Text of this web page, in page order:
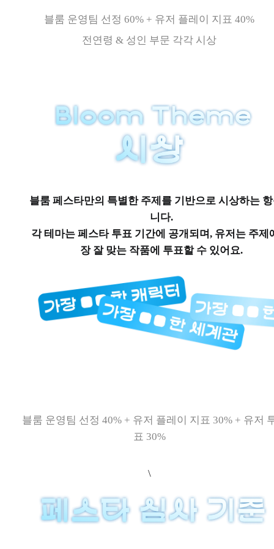
블룸 운영팀 선정 60% + 유저 플레이 지표 40%
전연령 & 성인 부문 각각 시상
블룸 페스타만의 특별한 주제를 기반으로 시상하는
니다.
각 테마는 페스타 투표 기간에 공개되며, 유저는 주제
장 잘 맞는 작품에 투표할 수 있어요.
블룸 운영팀 선정 40% + 유저 플레이 지표 30% + 유저
표 30%
\